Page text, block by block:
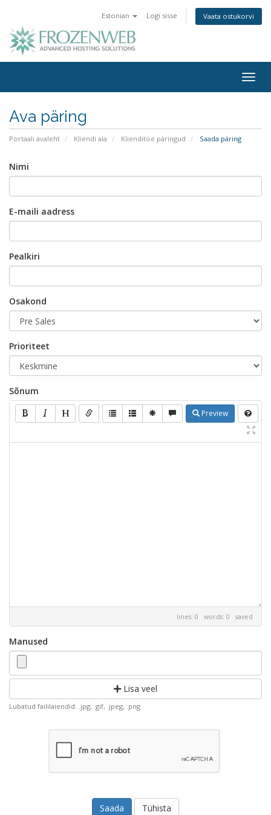
Estonian Logi sisse Vaata ostukorvi
Ava päring
Portaali avaleht Kliendi ala Klienditoe päringud Saada päring
Nimi
E-maili aadress
Pealkiri
Osakond
Prioriteet
Sõnum
Preview
lines: 0 words: 0 saved
Manused
Lisa veel
Lubatud faililaiendid: .jpg, .gif, .jpeg, .png
Tühista